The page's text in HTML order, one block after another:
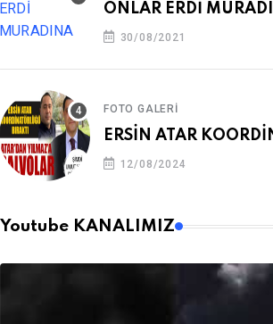
ONLAR ERDİ
30/08/2021
FOTO GALERI
ERSİN ATAR
12/08/2024
Youtube KANALIMIZ